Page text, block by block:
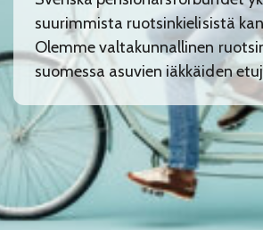
suurimmista ruotsinkielisistä
Olemme valtakunnallinen
suomessa asuvien iäkkäiden